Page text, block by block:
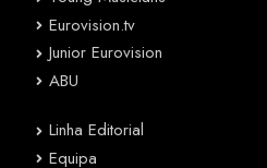
Eurovision.tv
Junior Eurovision
ABU
Linha Editorial
Equipa